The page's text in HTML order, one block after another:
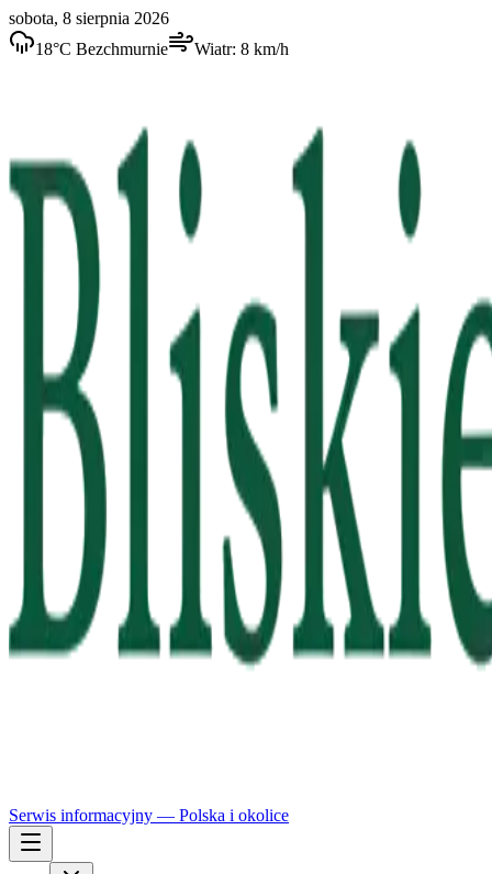
sobota, 8 sierpnia 2026
18°C Bezchmurnie Wiatr: 8 km/h
Serwis informacyjny — Polska i okolice